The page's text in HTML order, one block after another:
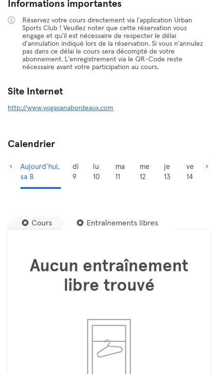
Informations importantes
Réservez votre cours directement via l'application Urban
Sports Club ! Veuillez noter que cette réservation vous
engage et qu'il est nécessaire de respecter le délai
d'annulation indiqué lors de la réservation. Si vous n'annulez
pas dans ce délai le cours sera décompté de votre
abonnement. L'enregistrement via le QR-Code reste
nécessaire avant votre participation au cours.
Site Internet
http://www.yogasanabordeaux.com
Calendrier
Aujourd’hui,
sa 8
di
9
lu
10
ma
11
me
12
je
13
ve
14
Cours Entraînements libres
Aucun entraînement
libre trouvé